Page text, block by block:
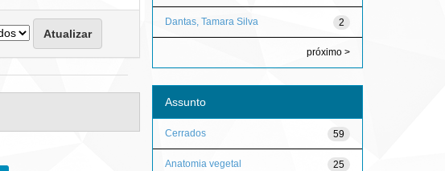
2
Dantas, Tamara Silva
próximo >
Assunto
59
Cerrados
25
Anatomia vegetal